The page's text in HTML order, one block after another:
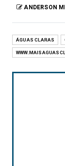
ANDERSON
ÁGUAS CLARAS